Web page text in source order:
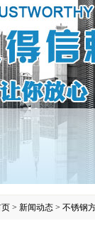
> 新闻动态 > 不锈钢